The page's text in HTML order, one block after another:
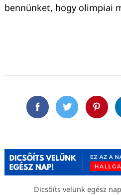
bennünket, hogy olimpiai
FacebookTwitter
Dicsőíts velünk egész